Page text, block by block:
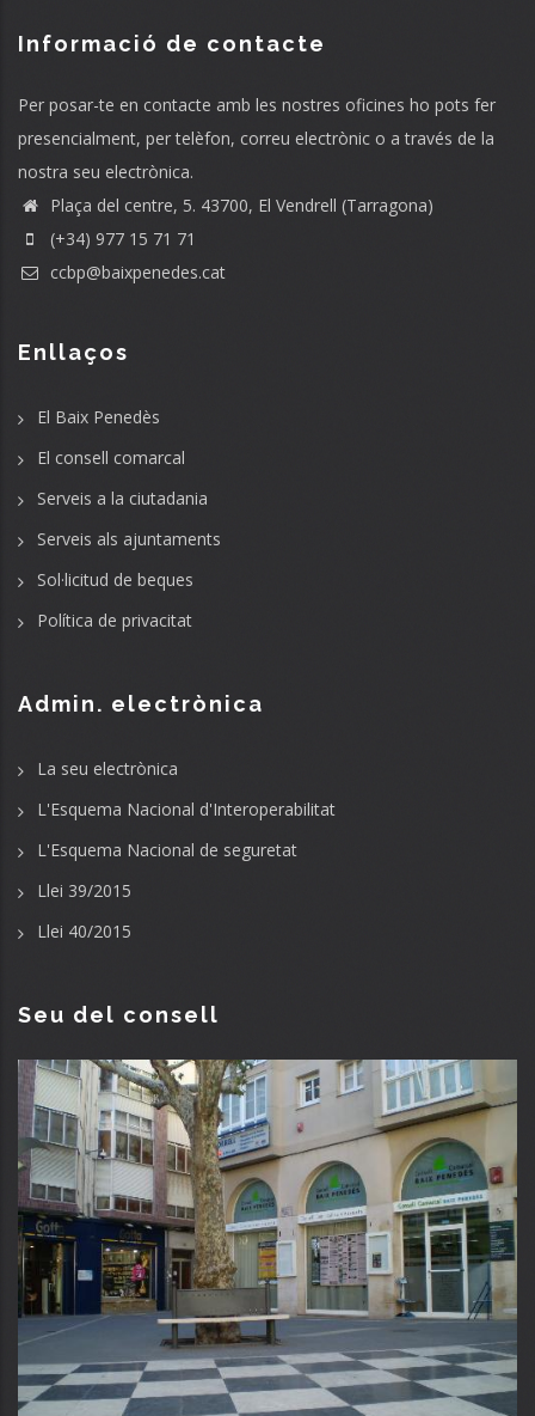
Informació de contacte
Per posar-te en contacte amb les nostres oficines ho pots fer
presencialment, per telèfon, correu electrònic o a través de la
nostra seu electrònica.
Plaça del centre, 5. 43700, El Vendrell (Tarragona)
(+34) 977 15 71 71
ccbp@baixpenedes.cat
Enllaços
El Baix Penedès
El consell comarcal
Serveis a la ciutadania
Serveis als ajuntaments
Sol·licitud de beques
Política de privacitat
Admin. electrònica
La seu electrònica
L'Esquema Nacional d'Interoperabilitat
L'Esquema Nacional de seguretat
Llei 39/2015
Llei 40/2015
Seu del consell